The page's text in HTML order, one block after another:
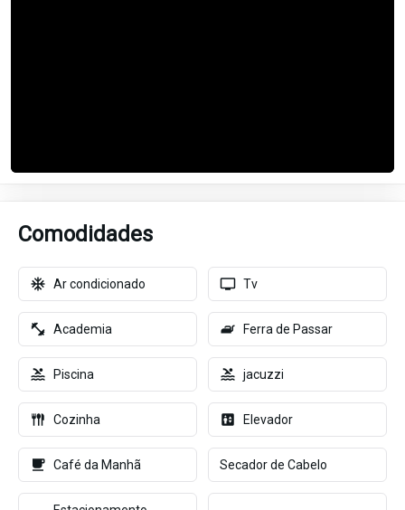
Comodidades
Ar condicionado Tv
Academia Ferra de Passar
Piscina jacuzzi
Cozinha Elevador
Café da Manhã Secador de Cabelo